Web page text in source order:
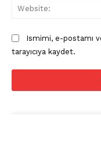
Ismimi, e-postamı
tarayıcıya kaydet.